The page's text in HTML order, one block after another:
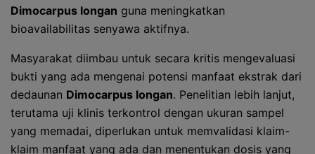
Dimocarpus longan guna meningkatkan
bioavailabilitas senyawa aktifnya.
Masyarakat diimbau untuk secara kritis mengevaluasi
bukti yang ada mengenai potensi manfaat ekstrak dari
dedaunan Dimocarpus longan. Penelitian lebih lanjut,
terutama uji klinis terkontrol dengan ukuran sampel
yang memadai, diperlukan untuk memvalidasi klaim-
klaim manfaat yang ada dan menentukan dosis yang